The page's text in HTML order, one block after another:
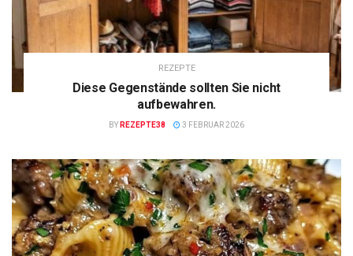
REZEPTE
Diese Gegenstände sollten Sie nicht
aufbewahren.
BY REZEPTE38 3 FEBRUAR 2026